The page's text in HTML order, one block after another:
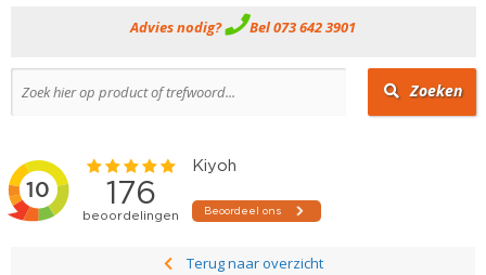
Advies nodig? Bel 073 642 3901
Zoeken
Terug naar overzicht